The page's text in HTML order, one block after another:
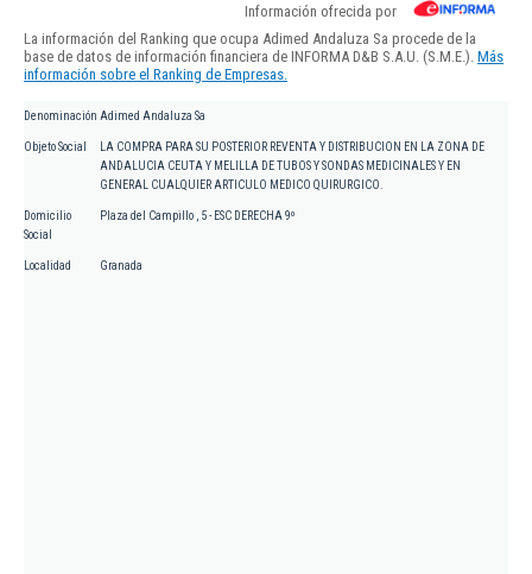
Información ofrecida por
La información del Ranking que ocupa Adimed Andaluza Sa procede de la
base de datos de información financiera de INFORMA D&B S.A.U. (S.M.E.). Más
información sobre el Ranking de Empresas.
Denominación Adimed Andaluza Sa
Objeto Social
LA COMPRA PARA SU POSTERIOR REVENTA Y DISTRIBUCION EN LA ZONA DE
ANDALUCIA CEUTA Y MELILLA DE TUBOS Y SONDAS MEDICINALES Y EN
GENERAL CUALQUIER ARTICULO MEDICO QUIRURGICO.
Domicilio
Social
Plaza del Campillo , 5 - ESC DERECHA 9º
Localidad Granada